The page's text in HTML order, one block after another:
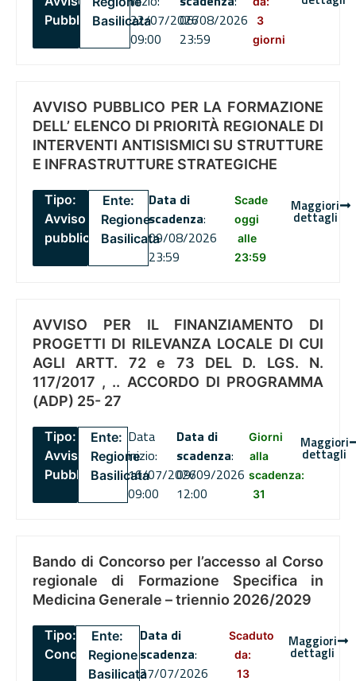
PubblicoBasilicata22/07/2026
09:00
06/08/2026
23:59
3
giorni
AVVISO PUBBLICO PER LA FORMAZIONE
DELL’ ELENCO DI PRIORITÀ REGIONALE DI
INTERVENTI ANTISISMICI SU STRUTTURE
E INFRASTRUTTURE STRATEGICHE
Tipo:
Avviso
pubblico
Ente:
Regione
Basilicata
Data di
scadenza:
09/08/2026
23:59
Scade
oggi
alle
23:59
Maggiori
dettagli
AVVISO PER IL FINANZIAMENTO DI
PROGETTI DI RILEVANZA LOCALE DI CUI
AGLI ARTT. 72 e 73 DEL D. LGS. N.
117/2017 , .. ACCORDO DI PROGRAMMA
(ADP) 25- 27
Tipo:
Avviso
Pubblico
Ente:
Regione
Basilicata
Data
inizio:
16/07/2026
09:00
Data di
scadenza:
09/09/2026
12:00
Giorni
alla
scadenza:
31
Maggiori
dettagli
Bando di Concorso per l’accesso al Corso
regionale di Formazione Specifica in
Medicina Generale – triennio 2026/2029
Tipo:
Concorsi
Ente:
Regione
Basilicata
Data di
scadenza:
27/07/2026
Scaduto
da:
13
Maggiori
dettagli